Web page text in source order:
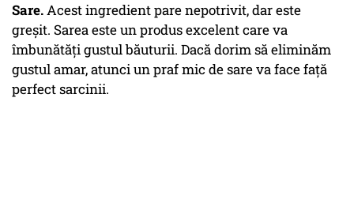
Sare.Acest ingredient pare nepotrivit, dar este
greșit. Sarea este un produs excelent care va
îmbunătăți gustul băuturii. Dacă dorim să eliminăm
gustul amar, atunci un praf mic de sare va face față
perfect sarcinii.